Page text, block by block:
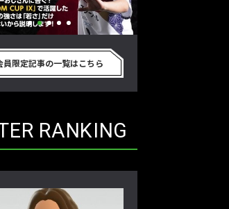
で活躍した若手の強さは
だけじゃないから説明しま
員限定記事の一覧はこちら
RANKING